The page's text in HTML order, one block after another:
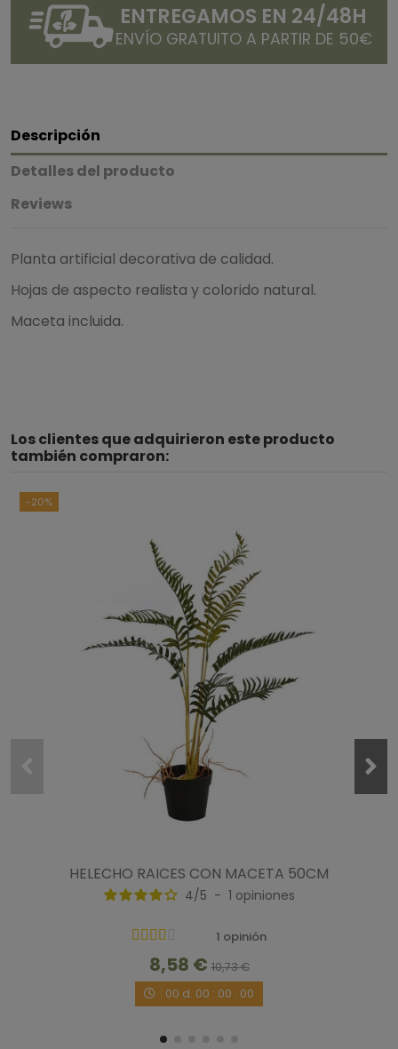
ENTREGAMOS EN 24/48H
ENVÍO GRATUITO A PARTIR DE 50€
Descripción
Detalles del producto
Reviews
Planta artificial decorativa de calidad.
Hojas de aspecto realista y colorido natural.
Maceta incluida.
Los clientes que adquirieron este producto
también compraron:
-20%
HELECHO RAICES CON MACETA 50CM
4/5 - 1 opiniones
1 opinión
8,58 €10,73 €
00 d. 00 : 00 : 00